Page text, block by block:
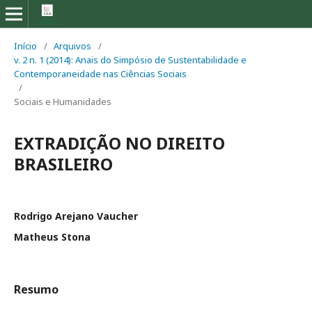
Início / Arquivos
/
v. 2 n. 1 (2014): Anais do Simpósio de Sustentabilidade e
Contemporaneidade nas Ciências Sociais
/
Sociais e Humanidades
EXTRADIÇÃO NO DIREITO
BRASILEIRO
Rodrigo Arejano Vaucher
Matheus Stona
Resumo